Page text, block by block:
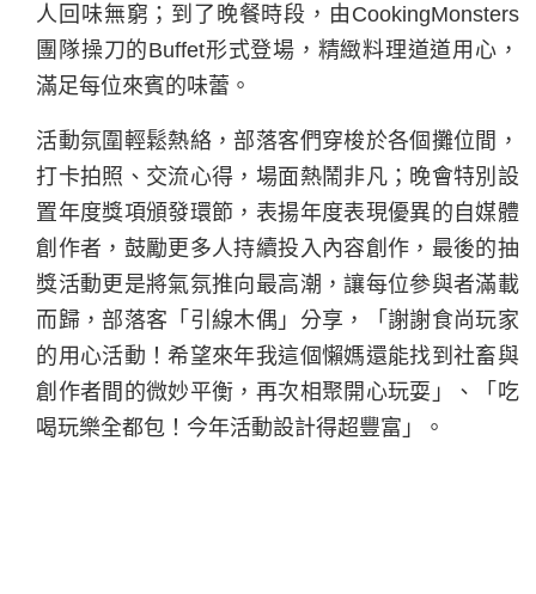
人回味無窮；到了晚餐時段，由CookingMonsters
團隊操刀的Buffet形式登場，精緻料理道道用心，
滿足每位來賓的味蕾。
活動氛圍輕鬆熱絡，部落客們穿梭於各個攤位間，
打卡拍照、交流心得，場面熱鬧非凡；晚會特別設
置年度獎項頒發環節，表揚年度表現優異的自媒體
創作者，鼓勵更多人持續投入內容創作，最後的抽
獎活動更是將氣氛推向最高潮，讓每位參與者滿載
而歸，部落客「引線木偶」分享，「謝謝食尚玩家
的用心活動！希望來年我這個懶媽還能找到社畜與
創作者間的微妙平衡，再次相聚開心玩耍」、「吃
喝玩樂全都包！今年活動設計得超豐富」。